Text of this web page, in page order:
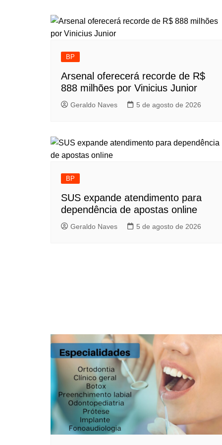
Post
BP
Arsenal oferecerá recorde de R$
888 milhões por Vinicius Junior
Geraldo Naves 5 de agosto de 2026
BP
SUS expande atendimento para
dependência de apostas online
Geraldo Naves 5 de agosto de 2026